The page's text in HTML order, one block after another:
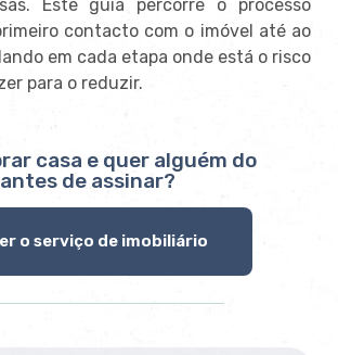
Este guia percorre o processo
contacto com o imóvel até ao
em cada etapa onde está o risco
para o reduzir.
casa e quer alguém do
de assinar?
o serviço de imobiliário